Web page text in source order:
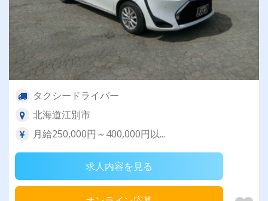
タクシードライバー
北海道江別市
月給250,000円～400,000円以...
求人内容を見る